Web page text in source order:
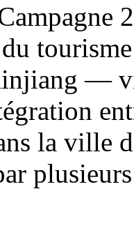
—
la ville